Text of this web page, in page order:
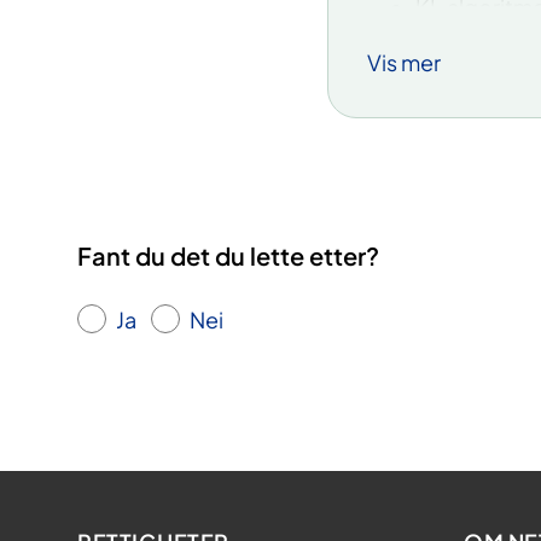
2024 og
Les mer
Vis mer
Fant du det du lette etter?
Ja Nei